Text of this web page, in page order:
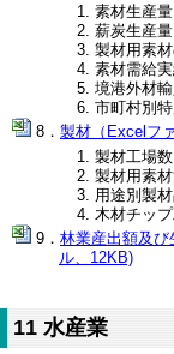
素材生産量
薪炭生産量
製材用素
素材需給
境港外材
市町村別
製材（Excelフ
製材工場数
製材用素
用途別製
木材チッ
林業産出額及び
ル、12KB)
11 水産業